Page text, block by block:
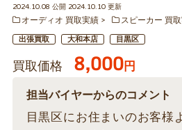
2024.10.08 公開 2024.10.10 更新
オーディオ 買取実績
スピーカー 買
出張買取 大和本店 目黒区
買取価格 8,000円
担当バイヤーからのコメント
目黒区にお住まいのお客様